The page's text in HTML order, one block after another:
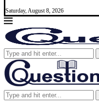
Saturday, August 8, 2026